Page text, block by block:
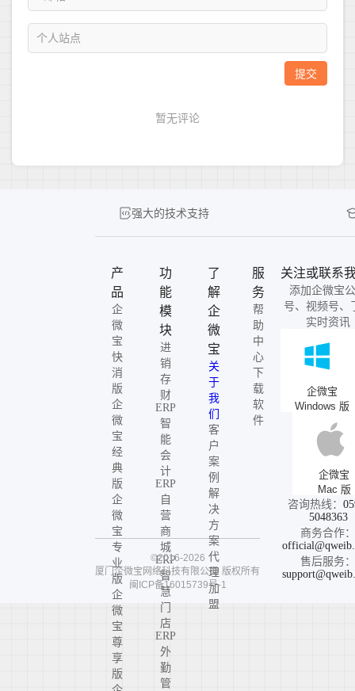
强大的技术支持
产
品
企
微
宝
快
消
版
企
微
宝
经
典
版
企
微
宝
专
业
版
企
微
宝
尊
享
版
功
能
模
块
进
销
存
财
ERP
智
能
会
计
ERP
自
营
商
城
ERP
智
慧
门
店
ERP
外
勤
管
了
解
企
微
宝
关
于
我
们
客
户
案
例
解
决
方
案
代
理
加
盟
服
务
帮
助
中
心
下
载
软
件
关注或联系
添加企微宝
号、视频号、
实时资讯
企微宝
Windows 版
企微宝
Mac 版
咨询热线：
5048363
商务合作：
售后服务：
©2016-2026
厦门企微宝网络科技有限公司 版权所有
闽ICP备16015739号-1